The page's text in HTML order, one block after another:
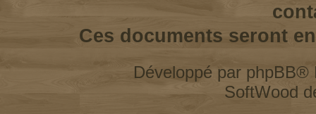
Ces documents seront
Développé par phpBB®
SoftWood